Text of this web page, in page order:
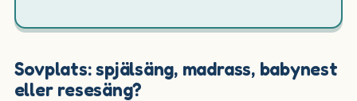
Sovplats: spjälsäng, madrass, babynest
eller resesäng?